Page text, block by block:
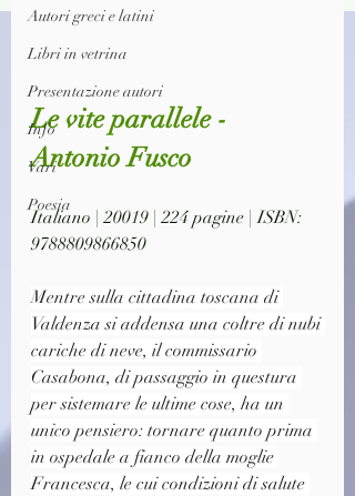
Autori greci e latini
Libri in vetrina
Presentazione autori
Info
Vari
Poesia
Le vite parallele -
Antonio Fusco
Italiano | 20019 | 224 pagine | ISBN:
9788809866850
Mentre sulla cittadina toscana di
Valdenza si addensa una coltre di nubi
cariche di neve, il commissario
Casabona, di passaggio in questura
per sistemare le ultime cose, ha un
unico pensiero: tornare quanto prima
in ospedale a fianco della moglie
Francesca, le cui condizioni di salute